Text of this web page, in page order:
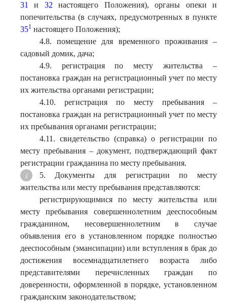
31
и 32 настоящего Положения), органы опеки и
попечительства (в случаях, предусмотренных в пункте
351 настоящего Положения);
4.8. помещение для временного проживания –
садовый домик, дача;
4.9. регистрация по месту жительства –
постановка граждан на регистрационный учет по месту
их жительства органами регистрации;
4.10. регистрация по месту пребывания –
постановка граждан на регистрационный учет по месту
их пребывания органами регистрации;
4.11. свидетельство (справка) о регистрации по
месту пребывания – документ, подтверждающий факт
регистрации гражданина по месту пребывания.
5. Документы для регистрации по месту
жительства или месту пребывания представляются:
регистрирующимися по месту жительства или
месту пребывания совершеннолетним дееспособным
гражданином, несовершеннолетним в случае
объявления его в установленном порядке полностью
дееспособным (эмансипации) или вступления в брак до
достижения восемнадцатилетнего возраста либо
представителями перечисленных граждан по
доверенности, оформленной в порядке, установленном
гражданским законодательством;